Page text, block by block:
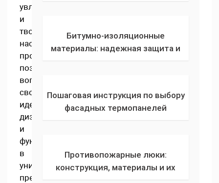
увлекательный
и
творчески
насыщенный
процесс,
позволяющий
воплотить
свои
идеи,
дизайн
и
функциональность
в
уникальные
предметы
Битумно-изоляционные
материалы: надежная защита и
Пошаговая инструкция по выбору
фасадных термопанелей
Противопожарные люки:
конструкция, материалы и их